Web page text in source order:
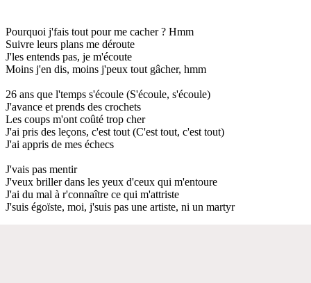
Pourquoi j'fais tout pour me cacher ? Hmm
Suivre leurs plans me déroute
J'les entends pas, je m'écoute
Moins j'en dis, moins j'peux tout gâcher, hmm
26 ans que l'temps s'écoule (S'écoule, s'écoule)
J'avance et prends des crochets
Les coups m'ont coûté trop cher
J'ai pris des leçons, c'est tout (C'est tout, c'est tout)
J'ai appris de mes échecs
J'vais pas mentir
J'veux briller dans les yeux d'ceux qui m'entoure
J'ai du mal à r'connaître ce qui m'attriste
J'suis égoïste, moi, j'suis pas une artiste, ni un martyr